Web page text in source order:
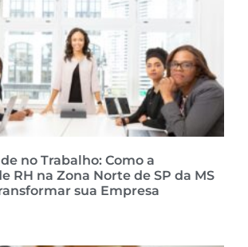
no Trabalho: Como a
RH na Zona Norte de SP da MS
sua Empresa